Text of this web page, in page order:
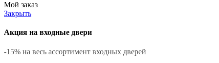
Мой заказ
Закрыть
Акция на входные двери
-15% на весь ассортимент входных дверей